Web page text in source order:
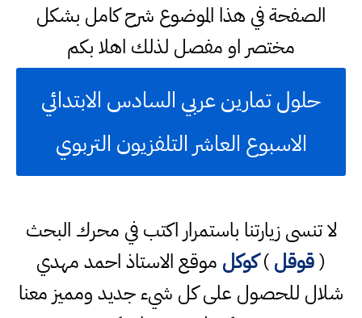
الصفحة في هذا الموضوع شرح كامل بشكل
مختصر او مفصل لذلك اهلا بكم
حلول تمارين عربي السادس الابتدائي
الاسبوع العاشر التلفزيون التربوي
لا تنسى زيارتنا باستمرار اكتب في محرك البحث
(قوقل)كوكل موقع الاستاذ احمد مهدي
شلال للحصول على كل شيء جديد ومميز معنا